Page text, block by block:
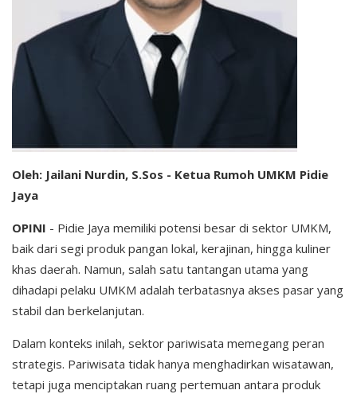
Oleh: Jailani Nurdin, S.Sos - Ketua Rumoh UMKM Pidie
Jaya
OPINI - Pidie Jaya memiliki potensi besar di sektor UMKM,
baik dari segi produk pangan lokal, kerajinan, hingga kuliner
khas daerah. Namun, salah satu tantangan utama yang
dihadapi pelaku UMKM adalah terbatasnya akses pasar yang
stabil dan berkelanjutan.
Dalam konteks inilah, sektor pariwisata memegang peran
strategis. Pariwisata tidak hanya menghadirkan wisatawan,
tetapi juga menciptakan ruang pertemuan antara produk